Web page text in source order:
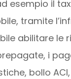
esempio il
tramite
abilitare le
i
bollo